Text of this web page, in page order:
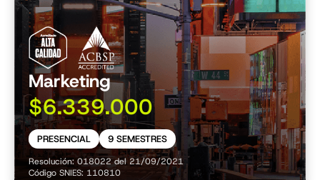
Marketing
$6.339.000
PRESENCIAL 9 SEMESTRES
Resolución: 018022 del 21/09/2021
Código SNIES: 110810